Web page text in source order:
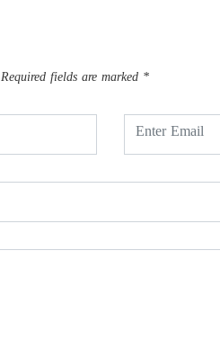
Required fields are marked *